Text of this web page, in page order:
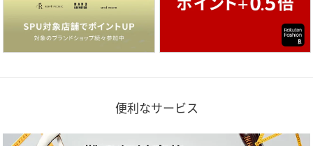
便利なサービス